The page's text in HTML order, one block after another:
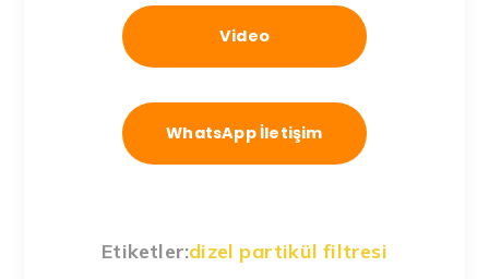
Video
WhatsApp İletişim
Etiketler:dizel partikül filtresi